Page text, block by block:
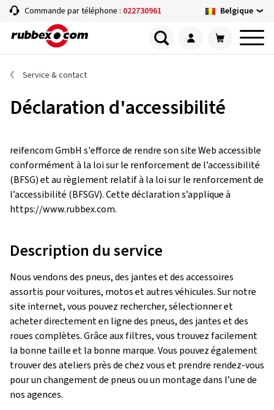
Commande par téléphone : 022730961 Belgique
Service & contact
Déclaration d'accessibilité
reifencom GmbH s'efforce de rendre son site Web accessible
conformément à la loi sur le renforcement de l’accessibilité
(BFSG) et au règlement relatif à la loi sur le renforcement de
l’accessibilité (BFSGV). Cette déclaration s’applique à
https://www.rubbex.com.
Description du service
Nous vendons des pneus, des jantes et des accessoires
assortis pour voitures, motos et autres véhicules. Sur notre
site internet, vous pouvez rechercher, sélectionner et
acheter directement en ligne des pneus, des jantes et des
roues complètes. Grâce aux filtres, vous trouvez facilement
la bonne taille et la bonne marque. Vous pouvez également
trouver des ateliers près de chez vous et prendre rendez-vous
pour un changement de pneus ou un montage dans l’une de
nos agences.